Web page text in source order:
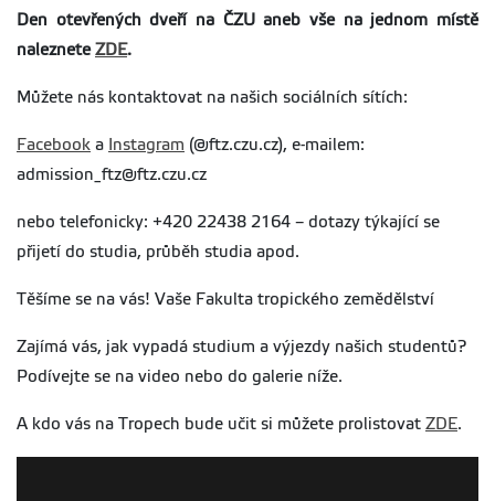
Den otevřených dveří na ČZU aneb vše na jednom místě
nalezneteZDE.
Můžete nás kontaktovat na našich sociálních sítích:
Facebook a Instagram (@ftz.czu.cz), e-mailem:
admission_ftz@ftz.czu.cz
nebo telefonicky: +420 22438 2164 – dotazy týkající se
přijetí do studia, průběh studia apod.
Těšíme se na vás! Vaše Fakulta tropického zemědělství
Zajímá vás, jak vypadá studium a výjezdy našich studentů?
Podívejte se na video nebo do galerie níže.
A kdo vás na Tropech bude učit si můžete prolistovat ZDE.